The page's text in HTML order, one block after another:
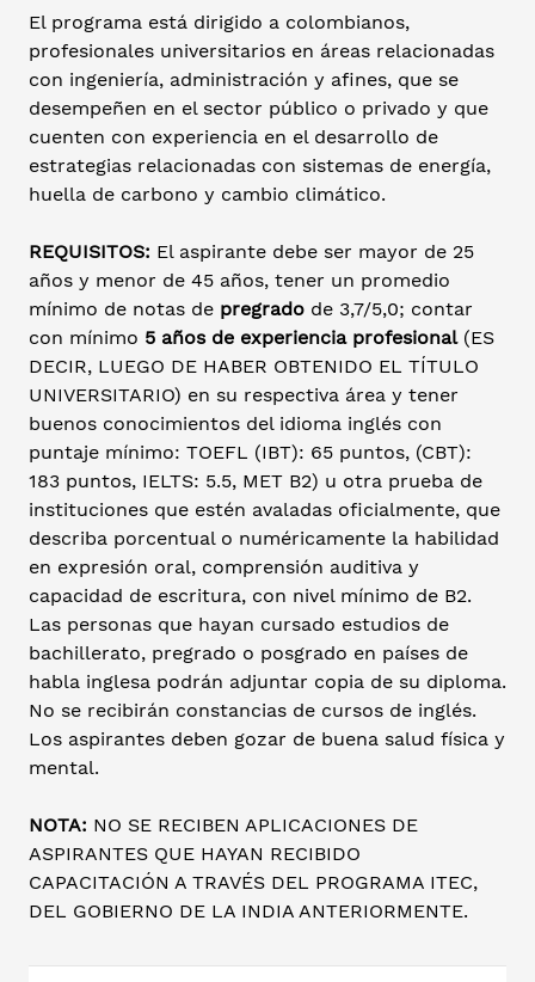
El programa está dirigido a colombianos,
profesionales universitarios en áreas relacionadas
con ingeniería, administración y afines, que se
desempeñen en el sector público o privado y que
cuenten con experiencia en el desarrollo de
estrategias relacionadas con sistemas de energía,
huella de carbono y cambio climático.
REQUISITOS: El aspirante debe ser mayor de 25
años y menor de 45 años, tener un promedio
mínimo de notas de pregrado de 3,7/5,0; contar
con mínimo 5 años de experiencia profesional (ES
DECIR, LUEGO DE HABER OBTENIDO EL TÍTULO
UNIVERSITARIO) en su respectiva área y tener
buenos conocimientos del idioma inglés con
puntaje mínimo: TOEFL (IBT): 65 puntos, (CBT):
183 puntos, IELTS: 5.5, MET B2) u otra prueba de
instituciones que estén avaladas oficialmente, que
describa porcentual o numéricamente la habilidad
en expresión oral, comprensión auditiva y
capacidad de escritura, con nivel mínimo de B2.
Las personas que hayan cursado estudios de
bachillerato, pregrado o posgrado en países de
habla inglesa podrán adjuntar copia de su diploma.
No se recibirán constancias de cursos de inglés.
Los aspirantes deben gozar de buena salud física y
mental.
NOTA: NO SE RECIBEN APLICACIONES DE
ASPIRANTES QUE HAYAN RECIBIDO
CAPACITACIÓN A TRAVÉS DEL PROGRAMA ITEC,
DEL GOBIERNO DE LA INDIA ANTERIORMENTE.